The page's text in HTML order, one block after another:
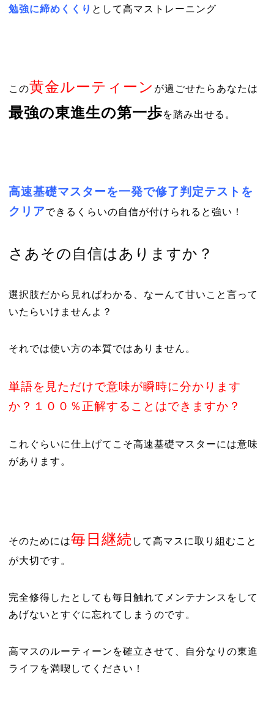
勉強に締めくくり として高マストレーニング
この黄金ルーティーン が過ごせたらあなたは
最強の東進生の第一歩を踏み出せる。
高速基礎マスターを一発で修了判定テストを
クリアできるくらいの自信が付けられると強い！
さあその自信はありますか？
選択肢だから見ればわかる、なーんて甘いこと言って
いたらいけませんよ？
それでは使い方の本質ではありません。
単語を見ただけで意味が瞬時に分かります
か？１００％正解することはできますか？
これぐらいに仕上げてこそ高速基礎マスターには意味
があります。
そのためには毎日継続 して高マスに取り組むこと
が大切です。
完全修得したとしても毎日触れてメンテナンスをして
あげないとすぐに忘れてしまうのです。
高マスのルーティーンを確立させて、自分なりの東進
ライフを満喫してください！